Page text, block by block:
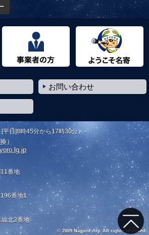
お問い合わせ
[平日]8時45分から17時30分）
）
1番地
番地1
北2番地
© 2009 Nayoro city. All rights reserved.